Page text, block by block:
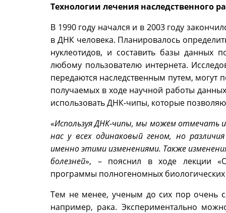
Технологии лечения наследственного
В 1990 году начался и в 2003 году
в ДНК человека. Планировалось
нуклеотидов, и составить базы данных
любому пользователю интернета.
передаются наследственным путем, могут
получаемых в ходе научной работы
использовать ДНК-чипы, которые
«Используя ДНК-чипы, мы можем отмечать
нас у всех одинаковый геном, но
именно этими изменениями. Также
болезней», – пояснил в ходе лекции
программы полногеномных биологических
Тем не менее, ученым до сих пор очень
например, рака. Экспериментально